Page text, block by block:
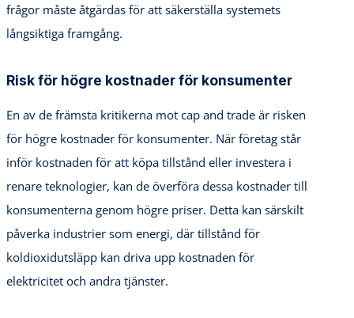
frågor måste åtgärdas för att säkerställa systemets
långsiktiga framgång.
Risk för högre kostnader för konsumenter
En av de främsta kritikerna mot cap and trade är risken
för högre kostnader för konsumenter. När företag står
inför kostnaden för att köpa tillstånd eller investera i
renare teknologier, kan de överföra dessa kostnader till
konsumenterna genom högre priser. Detta kan särskilt
påverka industrier som energi, där tillstånd för
koldioxidutsläpp kan driva upp kostnaden för
elektricitet och andra tjänster.